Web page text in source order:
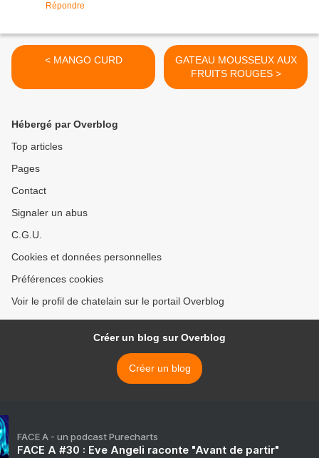
Répondre
< MANGO CURD
GATEAU MOUSSEUX AUX
FRUITS ROUGES >
Hébergé par Overblog
Top articles
Pages
Contact
Signaler un abus
C.G.U.
Cookies et données personnelles
Préférences cookies
Voir le profil de chatelain sur le portail Overblog
Créer un blog sur Overblog
Créer un blog
FACE A - un podcast Purecharts
FACE A #30 : Eve Angeli raconte "Avant de partir"